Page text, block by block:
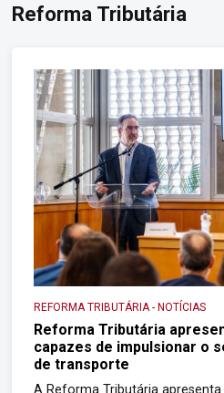
Reforma Tributária
REFORMA TRIBUTÁRIA- NOTÍCIAS
Reforma Tributária
capazes de impulsionar o
de transporte
A Reforma Tributária